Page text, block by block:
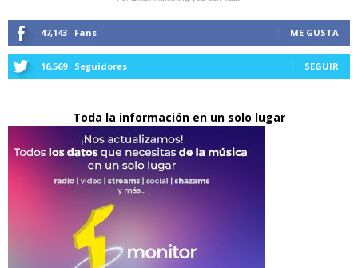
47,143 Fans ME GUSTA
16,569 Seguidores SEGUIR
Toda la información en un solo lugar